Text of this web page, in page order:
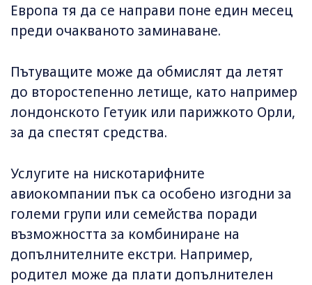
Европа тя да се направи поне един месец
преди очакваното заминаване.
Пътуващите може да обмислят да летят
до второстепенно летище, като например
лондонското Гетуик или парижкото Орли,
за да спестят средства.
Услугите на нискотарифните
авиокомпании пък са особено изгодни за
големи групи или семейства поради
възможността за комбиниране на
допълнителните екстри. Например,
родител може да плати допълнителен